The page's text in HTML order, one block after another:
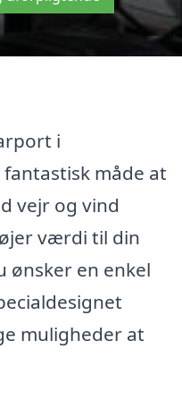
i
måde at
vejr og vind
værdi til din
ønsker en enkel
muligheder at